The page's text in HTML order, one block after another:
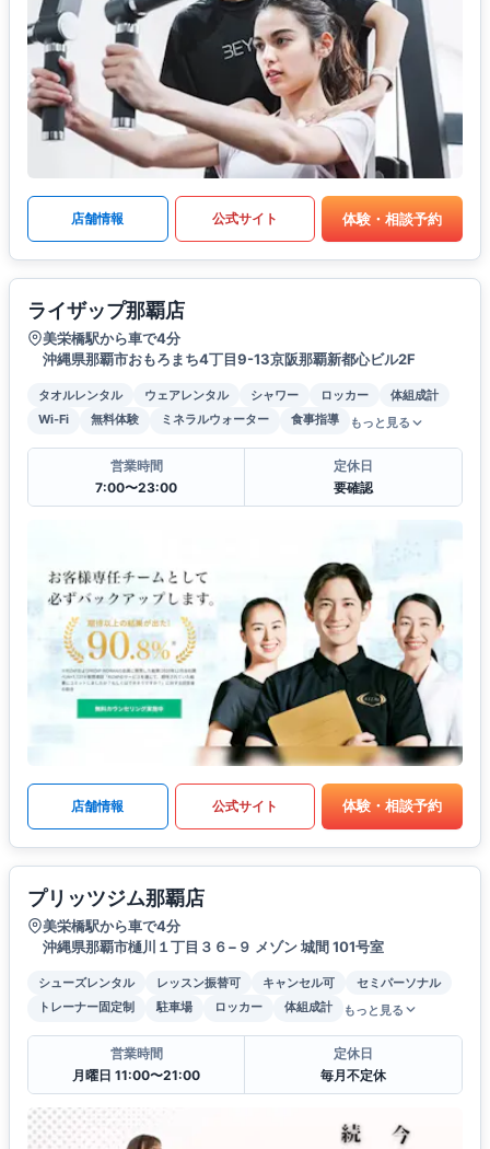
店舗情報 公式サイト 体験・相談予約
ライザップ那覇店
美栄橋駅から車で4分
沖縄県那覇市おもろまち4丁目9-13京阪那覇新都心ビル2F
タオルレンタル ウェアレンタル シャワー ロッカー
体組成計
Wi-Fi
無料体験 ミネラルウォーター 食事指導 もっと見る
営業時間
7:00〜23:00
定休日
要確認
店舗情報 公式サイト 体験・相談予約
プリッツジム那覇店
美栄橋駅から車で4分
沖縄県那覇市樋川１丁目３６−９ メゾン 城間 101号室
シューズレンタル レッスン振替可 キャンセル可
セミパーソナル
トレーナー固定制
駐車場 ロッカー 体組成計 もっと見る
営業時間
月曜日 11:00〜21:00
定休日
毎月不定休